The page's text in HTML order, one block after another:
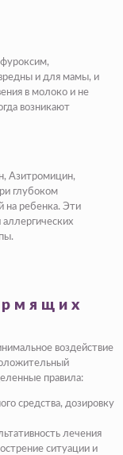
и для мамы, и
в молоко и не
возникают
Азитромицин,
глубоком
на ребенка. Эти
воздействие
правила:
средства, дозировку
лечения
ситуации и